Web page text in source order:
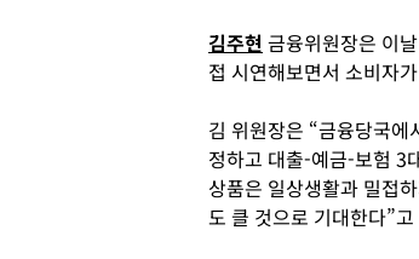
김주현 금융위원장은 이
접 시연해보면서 소비자
김 위원장은 “금융당국
정하고 대출-예금-보험 3
상품은 일상생활과 밀접
도 클 것으로 기대한다”